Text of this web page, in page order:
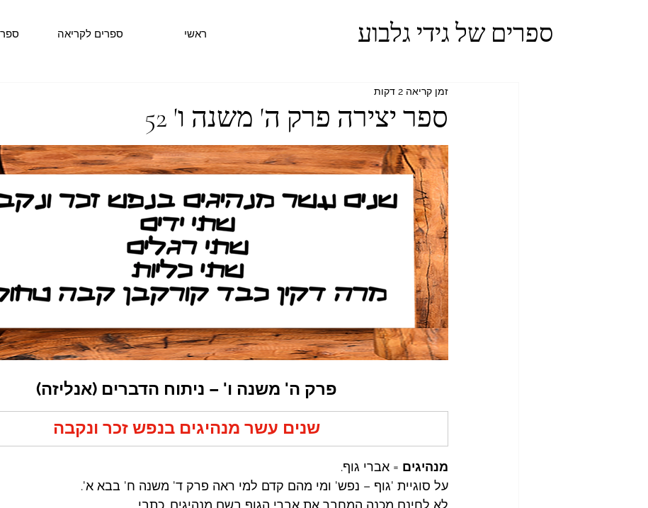
ראשי ספרים לקריאה ספרים של גידי גלבוע
ספר יצירה פרק ה' משנה ו' 52
זמן קריאה 2 דקות
פרק ה' משנה ו' – ניתוח הדברים (אנליזה)
שנים עשר מנהיגים בנפש זכר ונקבה
מנהיגים = אברי גוף.
על סוגיית 'גוף – נפש' ומי מהם קדם למי ראה פרק ד' משנה ח' בבא א'.
לא לחינם מכנה המחבר את אברי הגוף בשם מנהיגים. כתבי